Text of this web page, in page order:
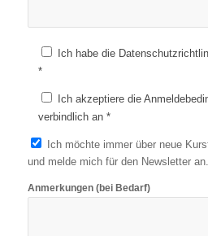
Ich habe die
*
Ich akzeptiere die
verbindlich an *
Ich möchte immer über neue
und melde mich für den Newsletter an.
Anmerkungen (bei Bedarf)